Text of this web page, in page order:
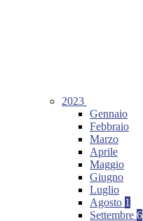
2023
Gennaio
Febbraio
Marzo
Aprile
Maggio
Giugno
Luglio
Agosto 1
Settembre 6